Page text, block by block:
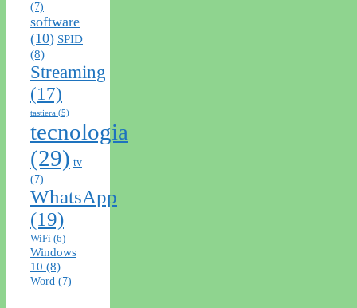
(7)
software
(10) SPID
(8)
Streaming
(17)
tastiera (5)
tecnologia
(29) tv
(7)
WhatsApp
(19)
WiFi (6)
Windows
10 (8)
Word (7)